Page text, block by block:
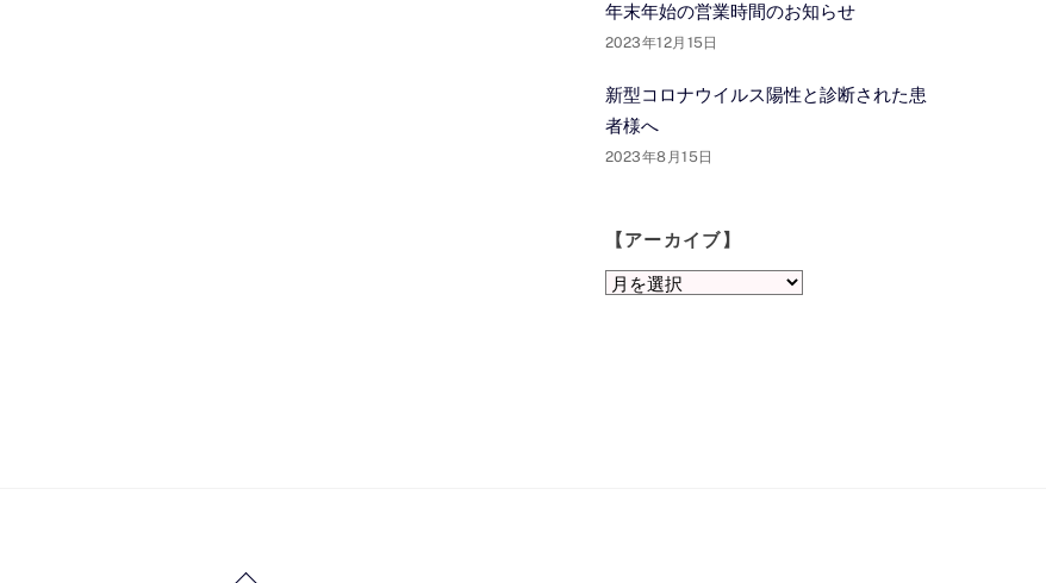
年末年始の営業時間のお知らせ
2023年12月15日
新型コロナウイルス陽性と診断された患
者様へ
2023年8月15日
【アーカイブ】
【ア
Back